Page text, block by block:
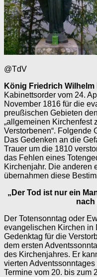
@TdV
König Friedrich Wilhelm
Kabinettsorder vom 24.
November 1816 für die
preußischen Gebieten
„allgemeinen Kirchenfest
Verstorbenen“. Folgende
Das Gedenken an die
Trauer um die 1810
das Fehlen eines
Kirchenjahr. Die anderen
übernahmen diese
„Der Tod ist nur ein
nach
Der Totensonntag oder
evangelischen Kirchen in
Gedenktag für die
dem ersten
des Kirchenjahres. Er
vierten
Termine vom 20. bis zum